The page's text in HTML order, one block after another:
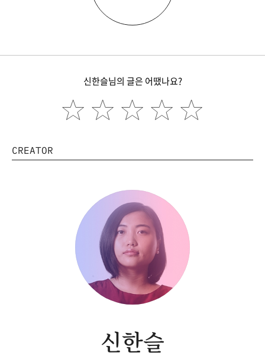
신한슬님의 글은 어땠나요?
CREATOR
신한슬